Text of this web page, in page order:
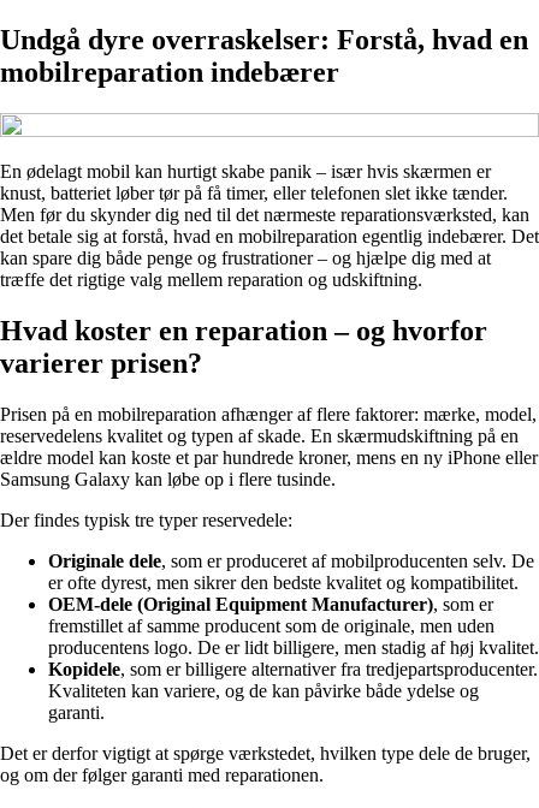
Undgå dyre overraskelser: Forstå, hvad en
mobilreparation indebærer
En ødelagt mobil kan hurtigt skabe panik – især hvis skærmen er
knust, batteriet løber tør på få timer, eller telefonen slet ikke tænder.
Men før du skynder dig ned til det nærmeste reparationsværksted, kan
det betale sig at forstå, hvad en mobilreparation egentlig indebærer. Det
kan spare dig både penge og frustrationer – og hjælpe dig med at
træffe det rigtige valg mellem reparation og udskiftning.
Hvad koster en reparation – og hvorfor
varierer prisen?
Prisen på en mobilreparation afhænger af flere faktorer: mærke, model,
reservedelens kvalitet og typen af skade. En skærmudskiftning på en
ældre model kan koste et par hundrede kroner, mens en ny iPhone eller
Samsung Galaxy kan løbe op i flere tusinde.
Der findes typisk tre typer reservedele:
Originale dele, som er produceret af mobilproducenten selv. De
er ofte dyrest, men sikrer den bedste kvalitet og kompatibilitet.
OEM-dele (Original Equipment Manufacturer), som er
fremstillet af samme producent som de originale, men uden
producentens logo. De er lidt billigere, men stadig af høj kvalitet.
Kopidele, som er billigere alternativer fra tredjepartsproducenter.
Kvaliteten kan variere, og de kan påvirke både ydelse og
garanti.
Det er derfor vigtigt at spørge værkstedet, hvilken type dele de bruger,
og om der følger garanti med reparationen.